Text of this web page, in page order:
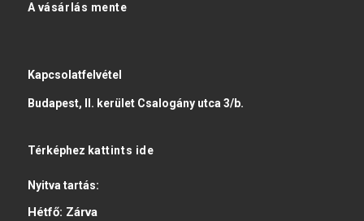
A vásárlás mente
Kapcsolatfelvétel
Budapest, II. kerület Csalogány utca 3/b.
Térképhez kattints ide
Nyitva tartás:
Hétfő: Zárva